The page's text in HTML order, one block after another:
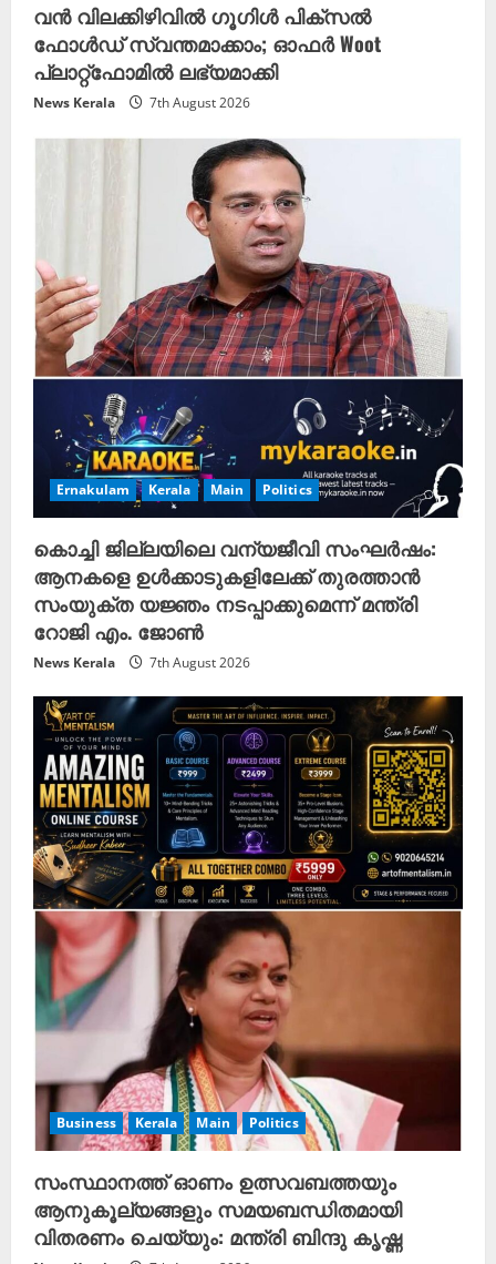
വൻ വിലക്കിഴിവില്‍ ഗൂഗിൾ പിക്സൽ
ഫോൾഡ് സ്വന്തമാക്കാം; ഓഫർ Woot
പ്ലാറ്റ്‌ഫോമിൽ ലഭ്യമാക്കി
News Kerala 7th August 2026
Ernakulam Kerala Main Politics
കൊച്ചി ജില്ലയിലെ വന്യജീവി സംഘർഷം:
ആനകളെ ഉൾക്കാടുകളിലേക്ക് തുരത്താൻ
സംയുക്ത യജ്ഞം നടപ്പാക്കുമെന്ന് മന്ത്രി
റോജി എം. ജോൺ
News Kerala 7th August 2026
Business Kerala Main Politics
സംസ്ഥാനത്ത് ഓണം ഉത്സവബത്തയും
ആനുകൂല്യങ്ങളും സമയബന്ധിതമായി
വിതരണം ചെയ്യും: മന്ത്രി ബിന്ദു കൃഷ്ണ